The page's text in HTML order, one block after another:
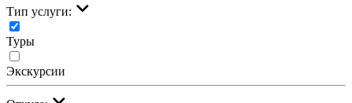
Тип услуги:
Туры
Экскурсии